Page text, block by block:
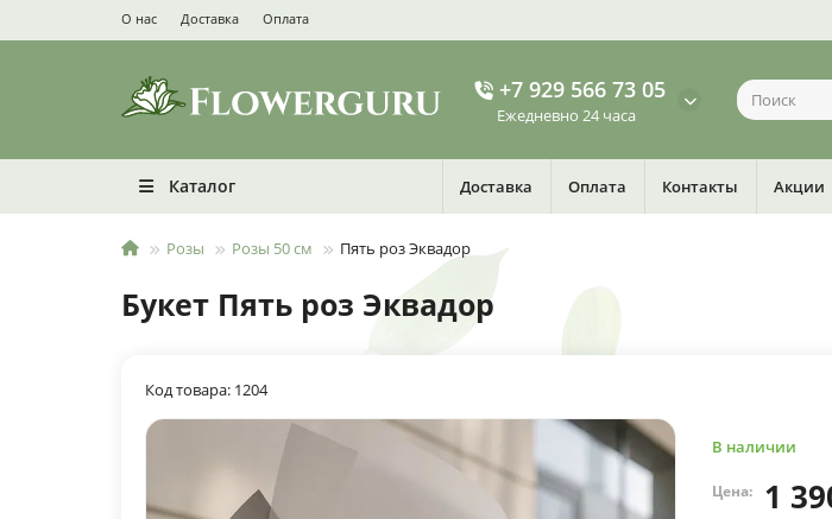
О нас Доставка Оплата
+7 929 566 73 05
Ежедневно 24 часа
Каталог Доставка Оплата Контакты Акции
Розы Розы 50 см Пять роз Эквадор
Букет Пять роз Эквадор
Код товара: 1204
В наличии
Цена: 1